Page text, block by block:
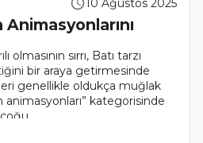
10 Ağustos 2025
olmasının sırrı, Batı tarzı
bir araya getirmesinde
genellikle oldukça muğlak
kategorisinde